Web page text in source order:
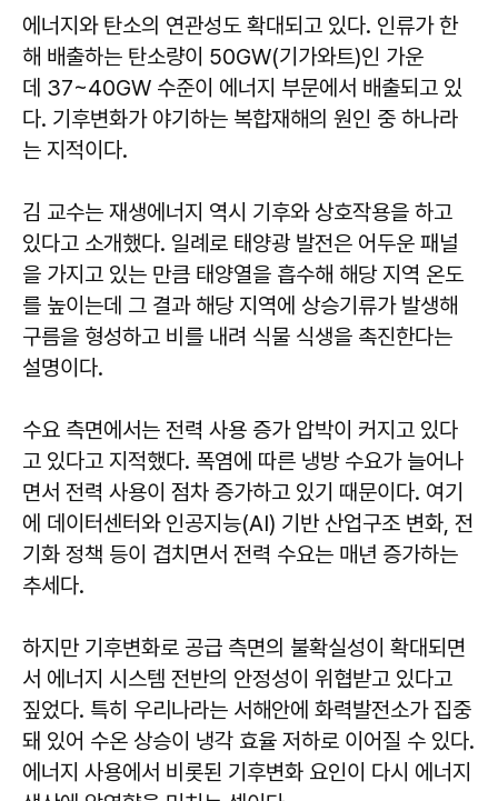
에너지와 탄소의 연관성도 확대되고 있다. 인류가 한
해 배출하는 탄소량이 50GW(기가와트)인 가운
데 37~40GW 수준이 에너지 부문에서 배출되고 있
다. 기후변화가 야기하는 복합재해의 원인 중 하나라
는 지적이다.
김 교수는 재생에너지 역시 기후와 상호작용을 하고
있다고 소개했다. 일례로 태양광 발전은 어두운 패널
을 가지고 있는 만큼 태양열을 흡수해 해당 지역 온도
를 높이는데 그 결과 해당 지역에 상승기류가 발생해
구름을 형성하고 비를 내려 식물 식생을 촉진한다는
설명이다.
수요 측면에서는 전력 사용 증가 압박이 커지고 있다
고 있다고 지적했다. 폭염에 따른 냉방 수요가 늘어나
면서 전력 사용이 점차 증가하고 있기 때문이다. 여기
에 데이터센터와 인공지능(AI) 기반 산업구조 변화, 전
기화 정책 등이 겹치면서 전력 수요는 매년 증가하는
추세다.
하지만 기후변화로 공급 측면의 불확실성이 확대되면
서 에너지 시스템 전반의 안정성이 위협받고 있다고
짚었다. 특히 우리나라는 서해안에 화력발전소가 집중
돼 있어 수온 상승이 냉각 효율 저하로 이어질 수 있다.
에너지 사용에서 비롯된 기후변화 요인이 다시 에너지